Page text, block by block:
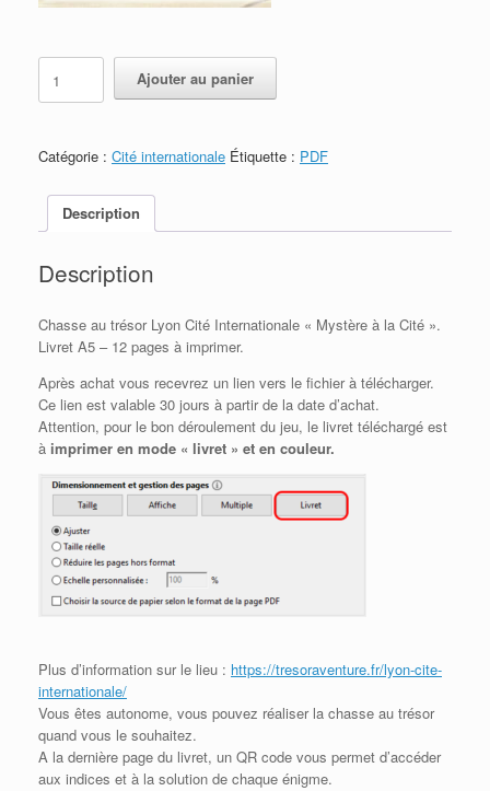
quantité
Lyon
Internationale
Mystère
la
à
imprimer
Ajouter au panier
Catégorie : Cité internationale Étiquette : PDF
Description
Description
Chasse au trésor Lyon Cité Internationale « Mystère à la Cité ».
Livret A5 – 12 pages à imprimer.
Après achat vous recevrez un lien vers le fichier à télécharger.
Ce lien est valable 30 jours à partir de la date d’achat.
Attention, pour le bon déroulement du jeu, le livret téléchargé est
à imprimer en mode « livret » et en couleur.
Plus d’information sur le lieu : https://tresoraventure.fr/lyon-cite-
internationale/
Vous êtes autonome, vous pouvez réaliser la chasse au trésor
quand vous le souhaitez.
A la dernière page du livret, un QR code vous permet d’accéder
aux indices et à la solution de chaque énigme.